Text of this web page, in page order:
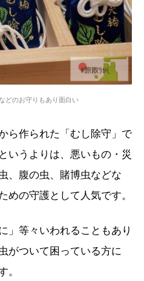
どのお守りもあり面白い
ら作られた「むし除守」で
いうよりは、悪いもの・災
、腹の虫、賭博虫などな
めの守護として人気です。
」等々いわれることもあり
がついて困っている方に
。